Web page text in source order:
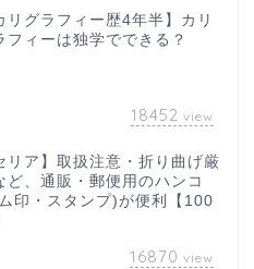
リグラフィー歴4年半】カリ
フィーは独学でできる？
18452 view
リア】取扱注意・折り曲げ厳
ど、通販・郵便用のハンコ
印・スタンプ)が便利【100
16870 view